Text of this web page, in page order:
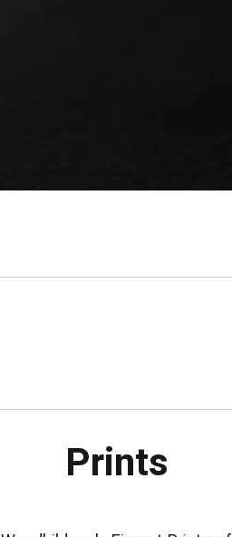
Prints